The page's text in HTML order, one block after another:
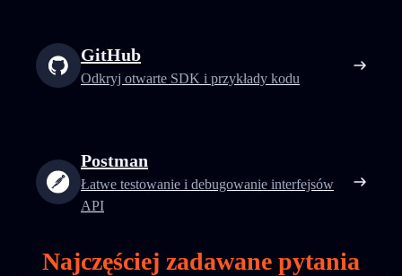
GitHub
Odkryj otwarte SDK i przykłady kodu
Postman
Łatwe testowanie i debugowanie interfejsów
API
Najczęściej zadawane pytania